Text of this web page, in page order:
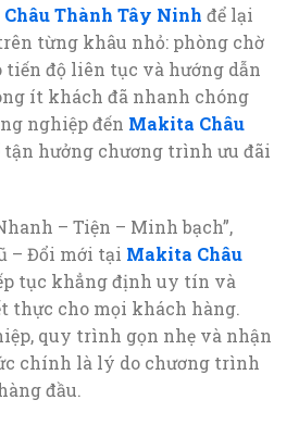
Thành Tây Ninh để lại
từng khâu nhỏ: phòng chờ
độ liên tục và hướng dẫn
ít khách đã nhanh chóng
nghiệp đến Makita Châu
tận hưởng chương trình ưu đãi
– Tiện – Minh bạch”,
– Đổi mới tại Makita Châu
tục khẳng định uy tín và
thực cho mọi khách hàng.
quy trình gọn nhẹ và nhận
chính là lý do chương trình
đầu.